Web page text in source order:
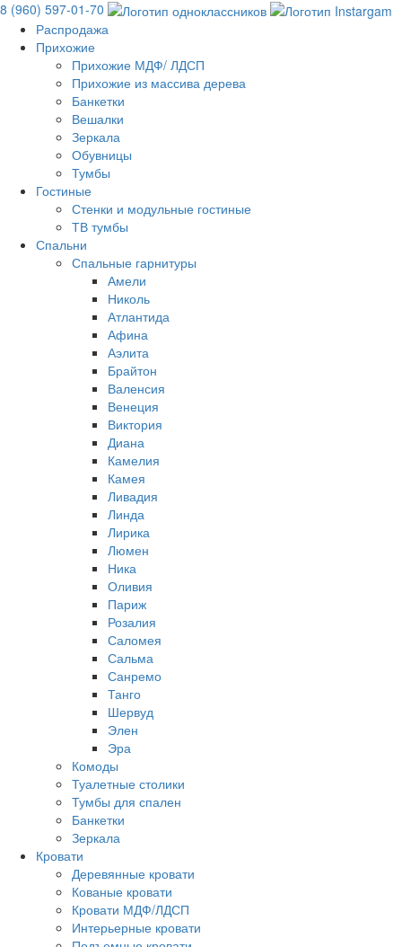
8 (960) 597-01-70
Распродажа
Прихожие
Прихожие МДФ/ ЛДСП
Прихожие из массива дерева
Банкетки
Вешалки
Зеркала
Обувницы
Тумбы
Гостиные
Стенки и модульные гостиные
ТВ тумбы
Спальни
Спальные гарнитуры
Амели
Николь
Атлантида
Афина
Аэлита
Брайтон
Валенсия
Венеция
Виктория
Диана
Камелия
Камея
Ливадия
Линда
Лирика
Люмен
Ника
Оливия
Париж
Розалия
Саломея
Сальма
Санремо
Танго
Шервуд
Элен
Эра
Комоды
Туалетные столики
Тумбы для спален
Банкетки
Зеркала
Кровати
Деревянные кровати
Кованые кровати
Кровати МДФ/ЛДСП
Интерьерные кровати